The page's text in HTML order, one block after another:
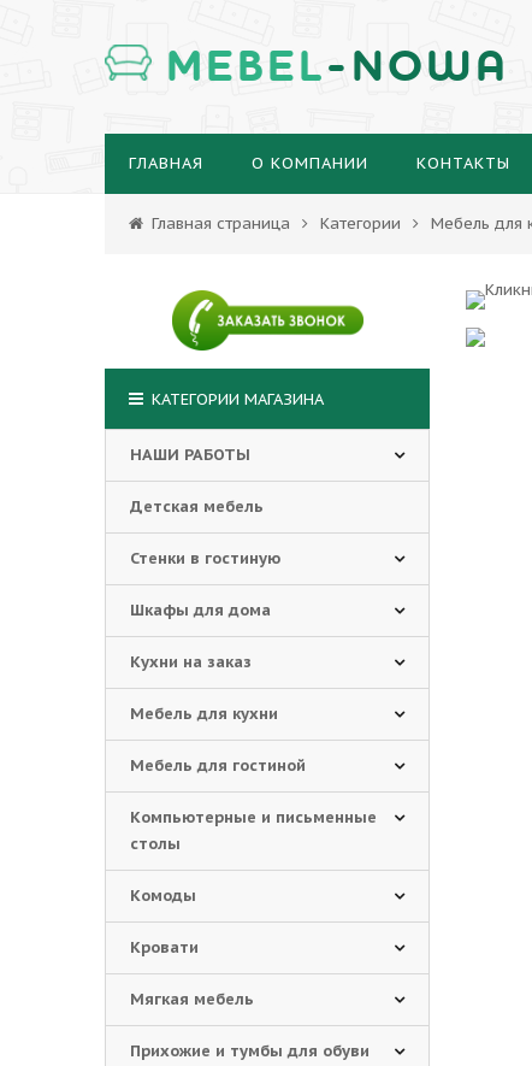
MEBEL-NOWA
ГЛАВНАЯ О КОМПАНИИ КОНТАКТЫ
Главная страница Категории Мебель для
КАТЕГОРИИ МАГАЗИНА
НАШИ РАБОТЫ
Детская мебель
Стенки в гостиную
Шкафы для дома
Кухни на заказ
Мебель для кухни
Мебель для гостиной
Компьютерные и письменные
столы
Комоды
Кровати
Мягкая мебель
Прихожие и тумбы для обуви